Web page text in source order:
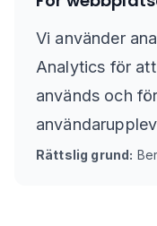
Vi använder
Analytics för
används och
Rättslig grund: